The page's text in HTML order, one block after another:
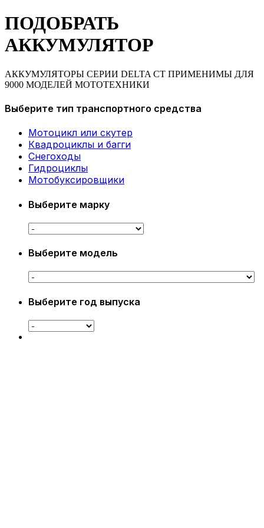
ПОДОБРАТЬ
АККУМУЛЯТОР
АККУМУЛЯТОРЫ СЕРИИ DELTA CT ПРИМЕНИМЫ ДЛЯ
9000 МОДЕЛЕЙ МОТОТЕХНИКИ
Выберите тип транспортного средства
Мотоцикл или скутер
Квадроциклы и багги
Снегоходы
Гидроциклы
Мотобуксировщики
Выберите марку
Выберите модель
Выберите год выпуска